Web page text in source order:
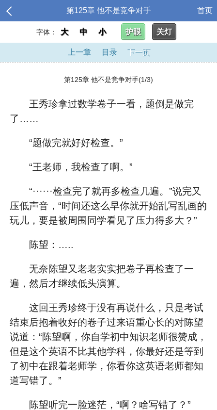
第125章 他不是竞争对手 首页
字体： 大 中 小 护眼 关灯
上一章 目录 下一页
第125章 他不是竞争对手(1/3)
王秀珍拿过数学卷子一看，题倒是做完
了……
“题做完就好好检查。”
“王老师，我检查了啊。”
“······检查完了就再多检查几遍。”说完又
压低声音，“时间还这么早你就开始乱写乱画的
玩儿，要是被周围同学看见了压力得多大？”
陈望：…..
无奈陈望又老老实实把卷子再检查了一
遍，然后才继续低头演算。
这回王秀珍终于没有再说什么，只是考试
结束后抱着收好的卷子过来语重心长的对陈望
说道：“陈望啊，你自学初中知识老师很赞成，
但是这个英语不比其他学科，你最好还是等到
了初中在跟着老师学，你看你这英语老师都知
道写错了。”
陈望听完一脸迷茫，“啊？啥写错了？”